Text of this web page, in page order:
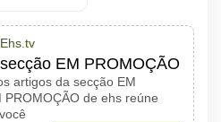
EM PROMOÇÃO
artigos da secção EM
PROMOÇÃO de ehs reúne